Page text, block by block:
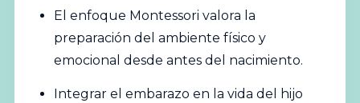
El enfoque Montessori valora la
preparación del ambiente físico y
emocional desde antes del nacimiento.
Integrar el embarazo en la vida del hijo